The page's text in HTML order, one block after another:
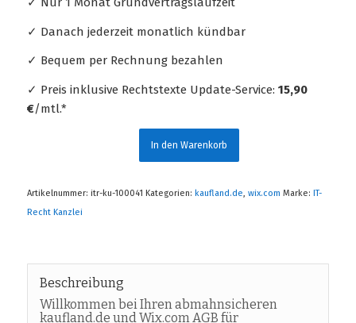
✓ Danach jederzeit monatlich kündbar
✓ Bequem per Rechnung bezahlen
✓ Preis inklusive Rechtstexte Update-Service: 15,90
€/mtl.*
In den Warenkorb
Artikelnummer: itr-ku-100041 Kategorien: kaufland.de, wix.com Marke: IT-
Recht Kanzlei
Beschreibung
Willkommen bei Ihren abmahnsicheren
kaufland.de und Wix.com AGB für